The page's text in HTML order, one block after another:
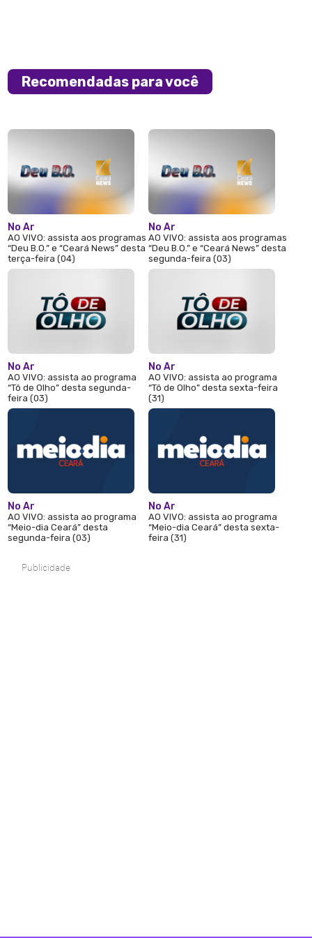
Recomendadas para você
No Ar
AO VIVO: assista aos programas
“Deu B.O.” e “Ceará News” desta
terça-feira (04)
No Ar
AO VIVO: assista ao programa
“Tô de Olho” desta segunda-
feira (03)
No Ar
AO VIVO: assista ao programa
“Meio-dia Ceará” desta
segunda-feira (03)
No Ar
AO VIVO: assista aos programas
“Deu B.O.” e “Ceará News” desta
segunda-feira (03)
No Ar
AO VIVO: assista ao programa
“Tô de Olho” desta sexta-feira
(31)
No Ar
AO VIVO: assista ao programa
“Meio-dia Ceará” desta sexta-
feira (31)
Publicidade